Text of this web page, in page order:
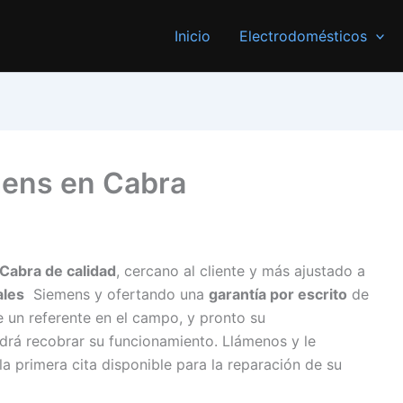
Inicio Electrodomésticos
en Cabra
de calidad, cercano al cliente y más ajustado a
Siemens y ofertando una garantía por escrito de
un referente en el campo, y pronto su
recobrar su funcionamiento. Llámenos y le
primera cita disponible para la reparación de su